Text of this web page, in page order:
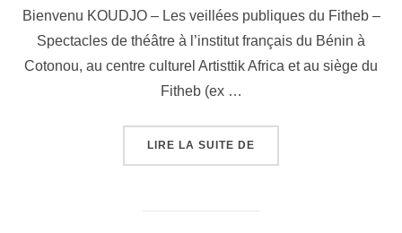
Bienvenu KOUDJO – Les veillées publiques du Fitheb –
Spectacles de théâtre à l’institut français du Bénin à
Cotonou, au centre culturel Artisttik Africa et au siège du
Fitheb (ex …
LIRE LA SUITE DE